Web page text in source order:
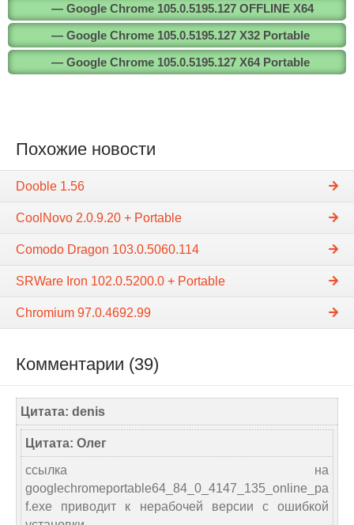
— Google Chrome 105.0.5195.127 OFFLINE X64
— Google Chrome 105.0.5195.127 X32 Portable
— Google Chrome 105.0.5195.127 X64 Portable
Похожие новости
Dooble 1.56
CoolNovo 2.0.9.20 + Portable
Comodo Dragon 103.0.5060.114
SRWare Iron 102.0.5200.0 + Portable
Chromium 97.0.4692.99
Комментарии (39)
Цитата: denis
Цитата: Олег
ссылка на
googlechromeportable64_84_0_4147_135_online_pa
f.exe приводит к нерабочей версии с ошибкой